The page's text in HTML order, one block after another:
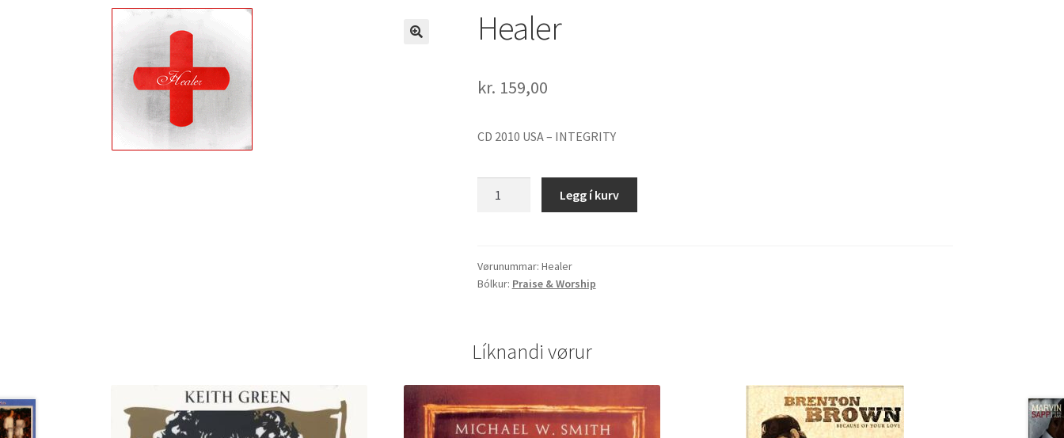
Healer
kr. 159,00
CD 2010 USA – INTEGRITY
Legg í kurv
Vørunummar: Healer
Bólkur: Praise & Worship
Líknandi vørur